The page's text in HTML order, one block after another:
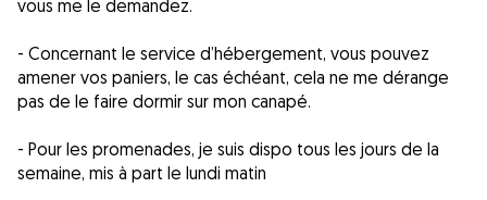
vous me le demandez.
- Concernant le service d’hébergement, vous pouvez
amener vos paniers, le cas échéant, cela ne me dérange
pas de le faire dormir sur mon canapé.
- Pour les promenades, je suis dispo tous les jours de la
semaine, mis à part le lundi matin